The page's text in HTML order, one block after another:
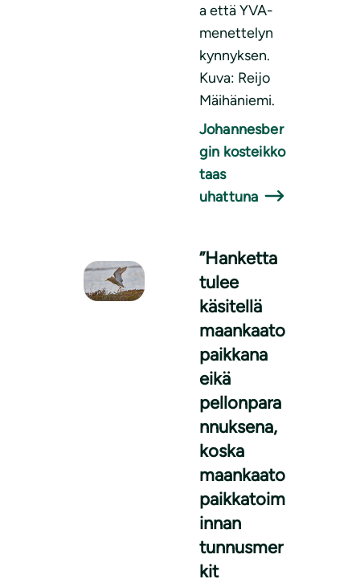
a että YVA-
menettelyn
kynnyksen.
Kuva: Reijo
Mäihäniemi.
Johannesber
gin kosteikko
taas
uhattuna
”Hanketta
tulee
käsitellä
maankaato
paikkana
eikä
pellonpara
nnuksena,
koska
maankaato
paikkatoim
innan
tunnusmer
kit